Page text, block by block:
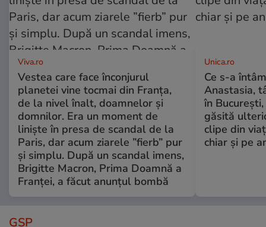
Viva.ro
Vestea care face înconjurul
planetei vine tocmai din Franța,
de la nivel înalt, doamnelor și
domnilor. Era un moment de
liniște în presa de scandal de la
Paris, dar acum ziarele ”fierb” pur
și simplu. După un scandal imens,
Brigitte Macron, Prima Doamnă a
Franței, a făcut anunțul bombă
Unica.ro
Ce s-a
Anastasia,
în
găsită
clipe din
chiar și pe
GSP